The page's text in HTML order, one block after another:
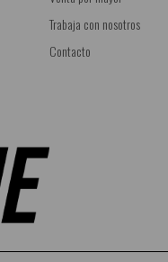
Trabaja con nosotros
Contacto